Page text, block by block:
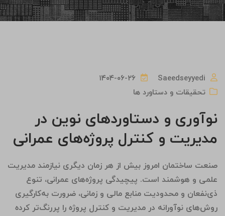
Saeedseyyedi
۱۴۰۴-۰۶-۲۶
تحقیقات و دستاورد ها
نوآوری و دستاوردهای نوین در
مدیریت و کنترل پروژه‌های عمرانی
صنعت ساختمان امروز بیش از هر زمان دیگری نیازمند مدیریت
علمی و هوشمند است. پیچیدگی پروژه‌های عمرانی، تنوع
ذی‌نفعان و محدودیت منابع مالی و زمانی، ضرورت به‌کارگیری
روش‌های نوآورانه در مدیریت و کنترل پروژه را پررنگ‌تر کرده